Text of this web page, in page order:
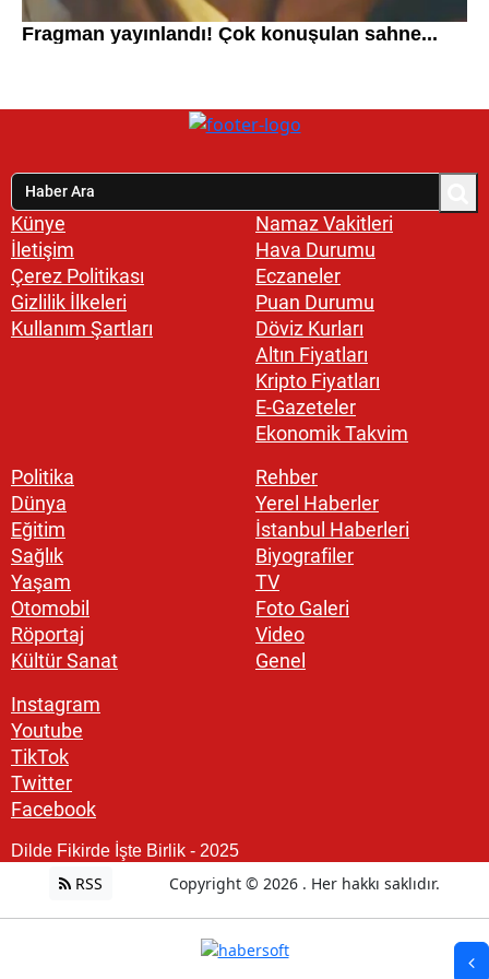
Künye
İletişim
Çerez Politikası
Gizlilik İlkeleri
Kullanım Şartları
Namaz Vakitleri
Hava Durumu
Eczaneler
Puan Durumu
Döviz Kurları
Altın Fiyatları
Kripto Fiyatları
E-Gazeteler
Ekonomik Takvim
Politika
Dünya
Eğitim
Sağlık
Yaşam
Otomobil
Röportaj
Kültür Sanat
Rehber
Yerel Haberler
İstanbul Haberleri
Biyografiler
TV
Foto Galeri
Video
Genel
Instagram
Youtube
TikTok
Twitter
Facebook
Dilde Fikirde İşte Birlik - 2025
RSS Copyright © 2026 . Her hakkı saklıdır.